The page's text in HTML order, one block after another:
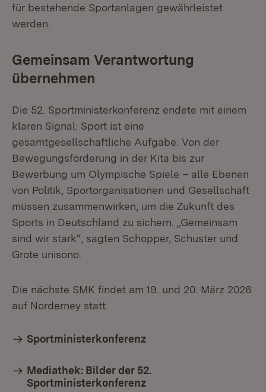
für bestehende Sportanlagen gewährleistet
werden.
Gemeinsam Verantwortung
übernehmen
Die 52. Sportministerkonferenz endete mit einem
klaren Signal: Sport ist eine
gesamtgesellschaftliche Aufgabe. Von der
Bewegungsförderung in der Kita bis zur
Bewerbung um Olympische Spiele – alle Ebenen
von Politik, Sportorganisationen und Gesellschaft
müssen zusammenwirken, um die Zukunft des
Sports in Deutschland zu sichern. „Gemeinsam
sind wir stark“, sagten Schopper, Schuster und
Grote unisono.
Die nächste SMK findet am 19. und 20. März 2026
auf Norderney statt.
Sportministerkonferenz
Mediathek: Bilder der 52.
Sportministerkonferenz